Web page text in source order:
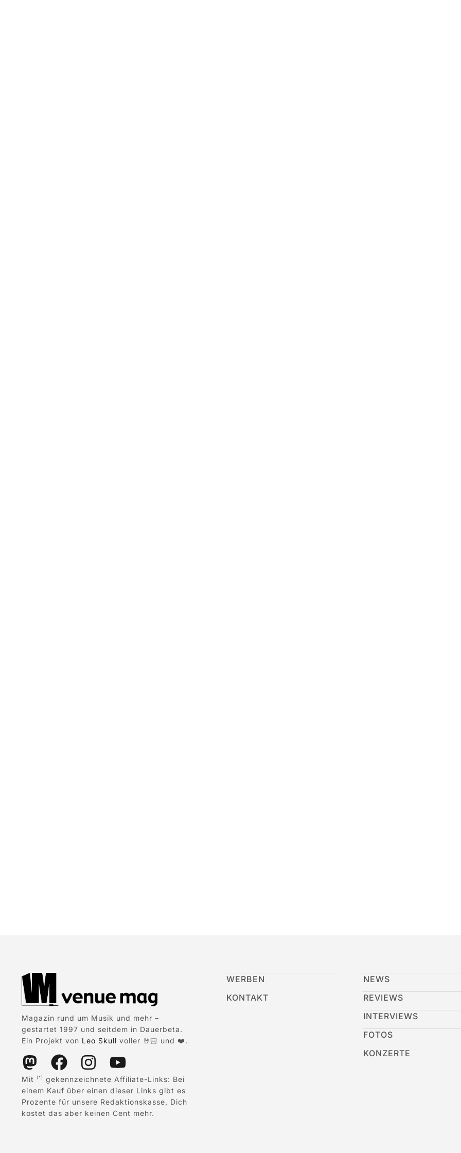
Magazin rund um Musik und mehr –
gestartet 1997 und seitdem in Dauerbeta.
Ein Projekt von Leo Skull voller 🤘🏻 und ❤️.
Mit (*)
gekennzeichnete Affiliate-Links: Bei
einem Kauf über einen dieser Links gibt es
Prozente für unsere Redaktionskasse, Dich
kostet das aber keinen Cent mehr.
WERBEN
KONTAKT
NEWS
REVIEWS
INTERVIEWS
FOTOS
KONZERTE